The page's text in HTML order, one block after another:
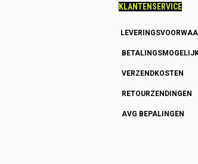
KLANTENSERVICE
VERZENDKOSTEN
RETOURZENDINGEN
AVG BEPALINGEN